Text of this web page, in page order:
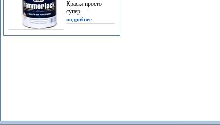
Краска просто
супер
подробнее